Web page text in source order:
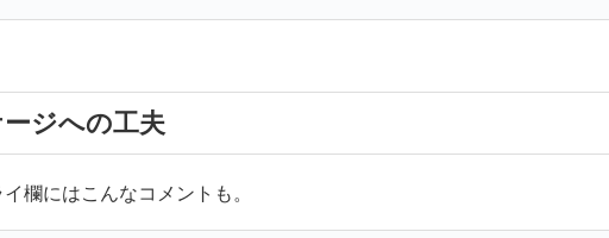
ジへの工夫
欄にはこんなコメントも。